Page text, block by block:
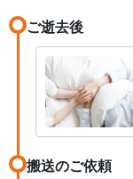
ご逝去後
搬送のご依頼